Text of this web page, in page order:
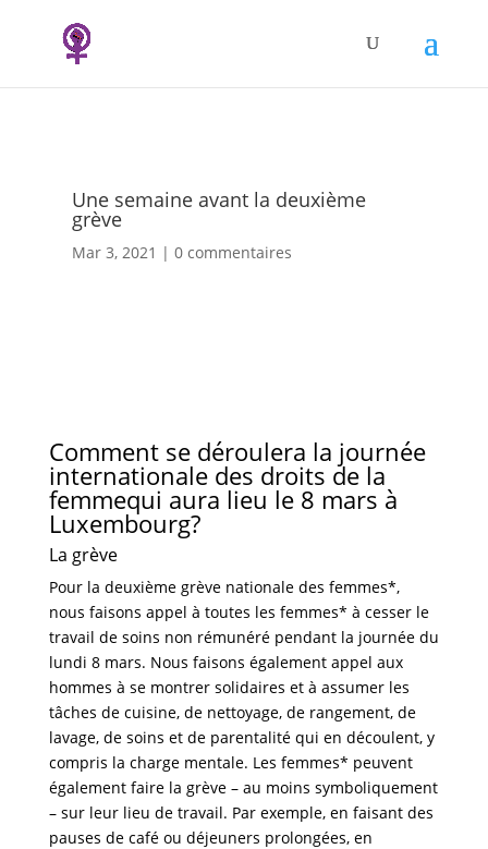
Une semaine avant la deuxième
grève
Mar 3, 2021 0 commentaires
Comment se déroulera la journée
internationale des droits de la
femmequi aura lieu le 8 mars à
Luxembourg?
La grève
Pour la deuxième grève nationale des femmes*,
nous faisons appel à toutes les femmes* à cesser le
travail de soins non rémunéré pendant la journée du
lundi 8 mars. Nous faisons également appel aux
hommes à se montrer solidaires et à assumer les
tâches de cuisine, de nettoyage, de rangement, de
lavage, de soins et de parentalité qui en découlent, y
compris la charge mentale. Les femmes* peuvent
également faire la grève – au moins symboliquement
– sur leur lieu de travail. Par exemple, en faisant des
pauses de café ou déjeuners prolongées, en